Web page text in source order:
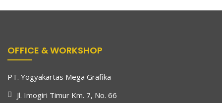
OFFICE & WORKSHOP
PT. Yogyakartas Mega Grafika
Jl. Imogiri Timur Km. 7, No. 66